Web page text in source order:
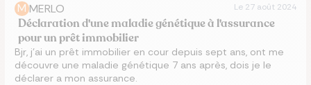
M MERLO Le 27 août 2024
Déclaration d'une maladie génétique à l'assurance
pour un prêt immobilier
Bjr, j’ai un prêt immobilier en cour depuis sept ans, ont me
découvre une maladie génétique 7 ans après, dois je le
déclarer a mon assurance.